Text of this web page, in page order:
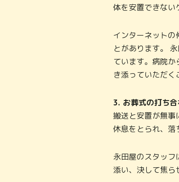
体を安置できない
インターネット
とがあります。
ています。病院
き添っていただく
3. お葬式の打ち
搬送と安置が無事
休息をとられ、落
永田屋のスタッ
添い、決して焦ら